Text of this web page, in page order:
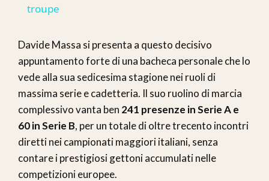
troupe
Davide Massa si presenta a questo decisivo
appuntamento forte di una bacheca personale che lo
vede alla sua sedicesima stagione nei ruoli di
massima serie e cadetteria. Il suo ruolino di marcia
complessivo vanta ben 241 presenze in Serie A e
60 in Serie B, per un totale di oltre trecento incontri
diretti nei campionati maggiori italiani, senza
contare i prestigiosi gettoni accumulati nelle
competizioni europee.